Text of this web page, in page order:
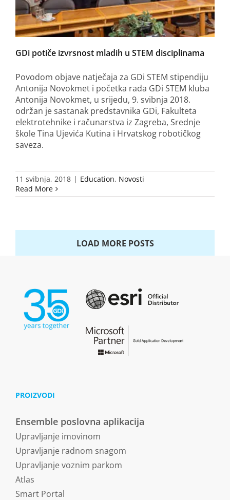
GDi potiče izvrsnost mladih u STEM disciplinama
Povodom objave natječaja za GDi STEM stipendiju
Antonija Novokmet i početka rada GDi STEM kluba
Antonija Novokmet, u srijedu, 9. svibnja 2018.
održan je sastanak predstavnika GDi, Fakulteta
elektrotehnike i računarstva iz Zagreba, Srednje
škole Tina Ujevića Kutina i Hrvatskog robotičkog
saveza.
11 svibnja, 2018 | Education, Novosti
Read More
LOAD MORE POSTS
PROIZVODI
Ensemble poslovna aplikacija
Upravljanje imovinom
Upravljanje radnom snagom
Upravljanje voznim parkom
Atlas
Smart Portal